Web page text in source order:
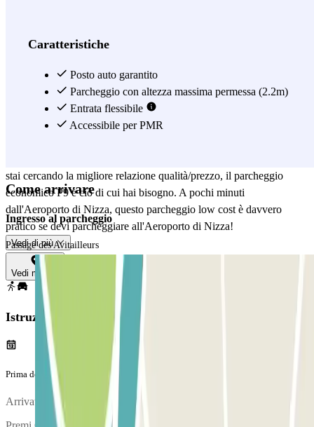
il suo orario di apertura 24 ore su 24, ma anche la sua offerta di posti
dal Terminal 1 o dal Terminal 2 dell'Aeroporto di Nizza, entrambe ti
porteranno fino al parcheggio P9. Se il tuo aereo atterra in piena
notte, non ti preoccupare: il parcheggio Aéroport de Nice Côte
d'Azur - P9 Économique si trova a 10 minuti a piedi dalla Terminal
stai cercando la migliore relazione qualità/prezzo, il parcheggio
economico P9 è ciò di cui hai bisogno. A pochi minuti
dall'Aeroporto di Nizza, questo parcheggio low cost è davvero
pratico se devi parcheggiare all'Aeroporto di Nizza!
Vedi di più
Caratteristiche
Posto auto garantito
Parcheggio con altezza massima permessa (2.2m)
Entrata flessibile
Accessibile per PMR
Come arrivare
Ingresso al parcheggio
Passage des Avitailleurs
Vedi mappa
Istruzioni
Prima del tuo viaggio
Arrivato al parcheggio, per entrare, entry.method.digicode